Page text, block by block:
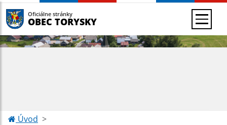
Oficiálne stránky
OBEC TORYSKY
Úvod